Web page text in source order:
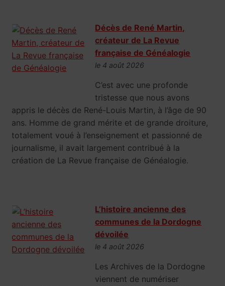
Décès de René Martin,
créateur de La Revue
française de Généalogie
le 4 août 2026
C’est avec une profonde
tristesse que nous avons
appris le décès de René-Louis Martin, à l’âge de 90
ans. Homme de grand mérite et de grande droiture,
totalement voué à l’enseignement et passionné de
journalisme, il avait largement contribué à la
création de La Revue française de Généalogie.
L’histoire ancienne des
communes de la Dordogne
dévoilée
le 4 août 2026
Les Archives de la Dordogne
viennent de numériser